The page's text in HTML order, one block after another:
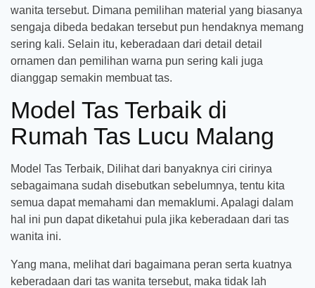
wanita tersebut. Dimana pemilihan material yang biasanya
sengaja dibeda bedakan tersebut pun hendaknya memang
sering kali. Selain itu, keberadaan dari detail detail
ornamen dan pemilihan warna pun sering kali juga
dianggap semakin membuat tas.
Model Tas Terbaik di
Rumah Tas Lucu Malang
Model Tas Terbaik, Dilihat dari banyaknya ciri cirinya
sebagaimana sudah disebutkan sebelumnya, tentu kita
semua dapat memahami dan memaklumi. Apalagi dalam
hal ini pun dapat diketahui pula jika keberadaan dari tas
wanita ini.
Yang mana, melihat dari bagaimana peran serta kuatnya
keberadaan dari tas wanita tersebut, maka tidak lah